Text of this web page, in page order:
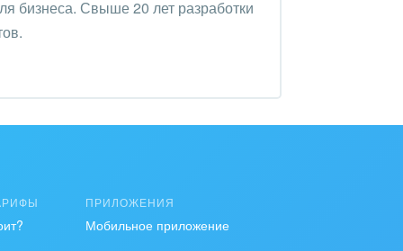
бизнеса. Свыше 20 лет разработки
ПРИЛОЖЕНИЯ
Мобильное приложение